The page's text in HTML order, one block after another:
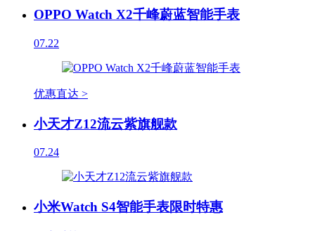
OPPO Watch X2千峰蔚蓝智能手表
07.22
优惠直达 >
小天才Z12流云紫旗舰款
07.24
小米Watch S4智能手表限时特惠